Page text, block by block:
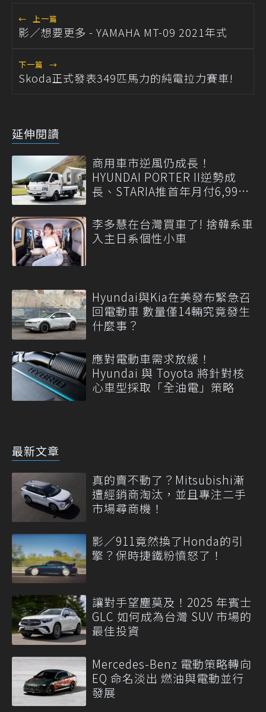
← 上一篇
影／想要更多 - YAMAHA MT-09 2021年式
下一篇 →
Skoda正式發表349匹馬力的純電拉力賽車!
延伸閱讀
商用車市逆風仍成長！
HYUNDAI PORTER II逆勢成
長、STARIA推首年月付6,999
李多慧在台灣買車了! 捨韓系車
入主日系個性小車
Hyundai與Kia在美發布緊急召
回電動車 數量僅14輛究竟發生
什麼事？
應對電動車需求放緩！
Hyundai 與 Toyota 將針對核
心車型採取「全油電」策略
最新文章
真的賣不動了？Mitsubishi漸
遭經銷商淘汰，並且專注二手
市場尋商機！
影／911竟然換了Honda的引
擎？保時捷鐵粉憤怒了！
讓對手望塵莫及！2025 年賓士
GLC 如何成為台灣 SUV 市場的
最佳投資
Mercedes-Benz 電動策略轉向
EQ 命名淡出 燃油與電動並行
發展